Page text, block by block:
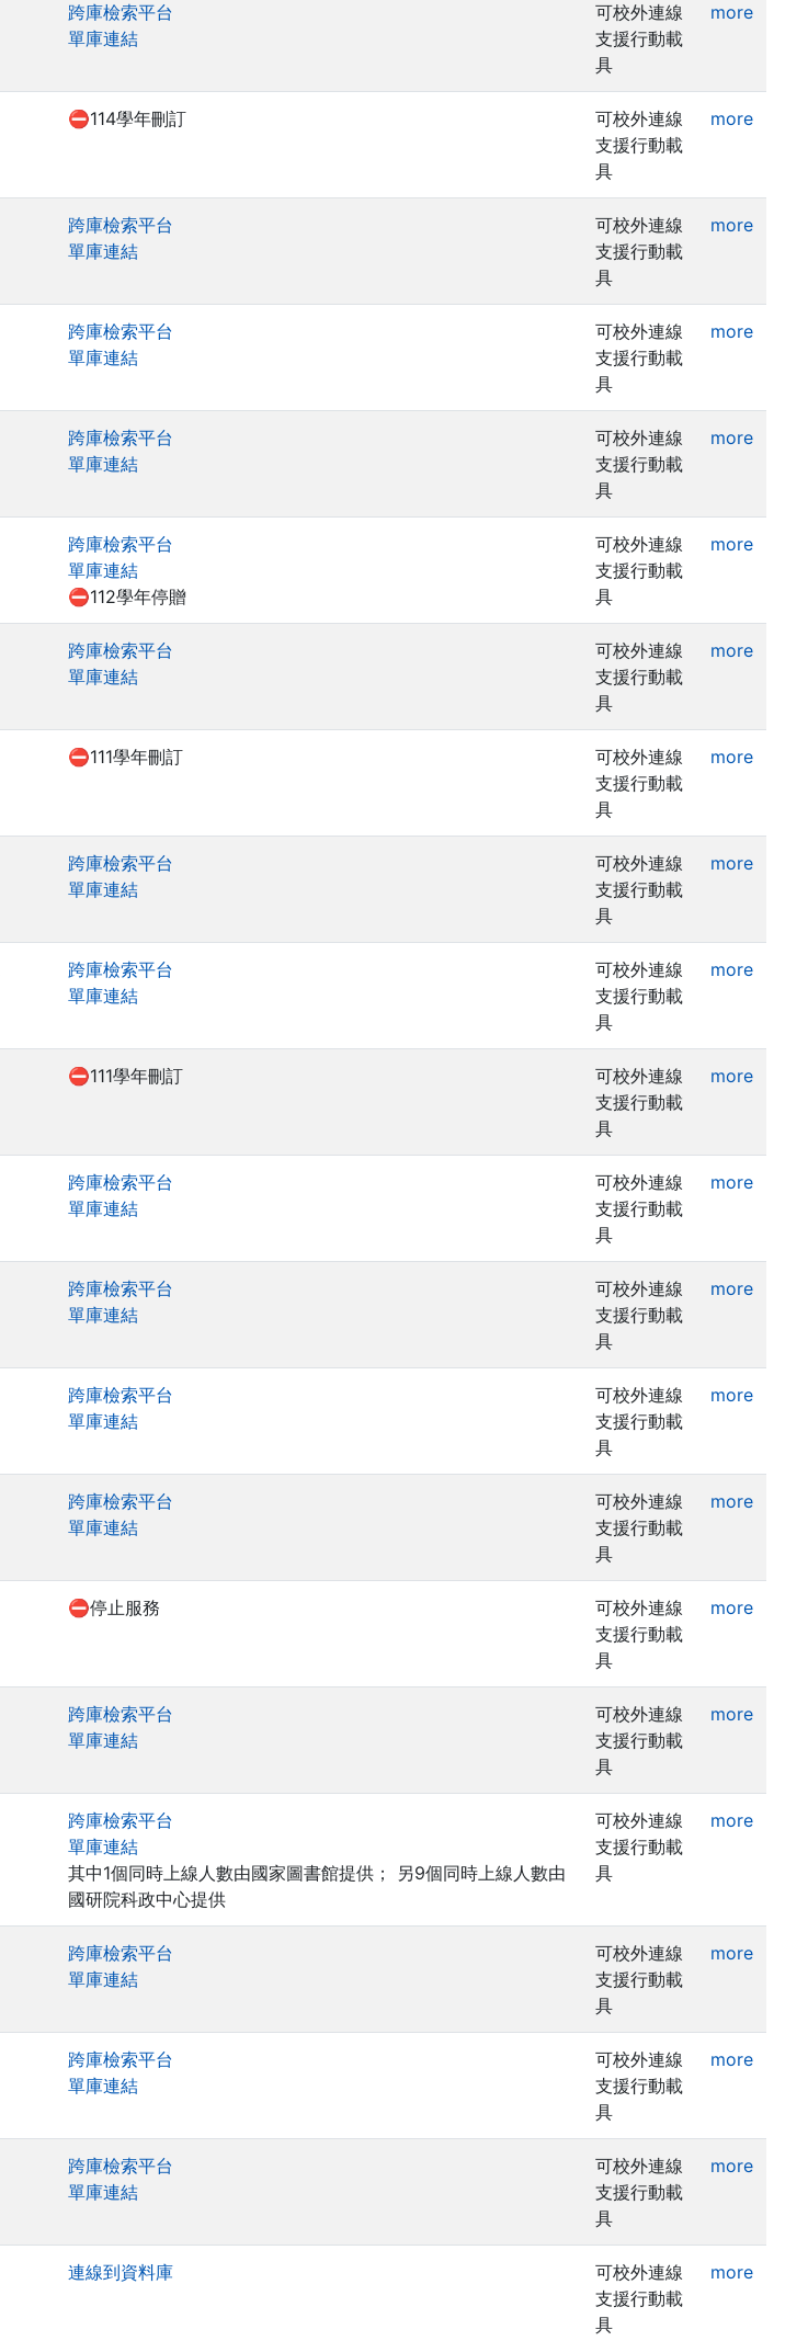
跨庫檢索平台
單庫連結
可校外連線
支援行動載
具
more
⛔114學年刪訂
可校外連線
支援行動載
具
more
跨庫檢索平台
單庫連結
可校外連線
支援行動載
具
more
跨庫檢索平台
單庫連結
可校外連線
支援行動載
具
more
跨庫檢索平台
單庫連結
可校外連線
支援行動載
具
more
跨庫檢索平台
單庫連結
⛔112學年停贈
可校外連線
支援行動載
具
more
跨庫檢索平台
單庫連結
可校外連線
支援行動載
具
more
⛔111學年刪訂
可校外連線
支援行動載
具
more
跨庫檢索平台
單庫連結
可校外連線
支援行動載
具
more
跨庫檢索平台
單庫連結
可校外連線
支援行動載
具
more
⛔111學年刪訂
可校外連線
支援行動載
具
more
跨庫檢索平台
單庫連結
可校外連線
支援行動載
具
more
跨庫檢索平台
單庫連結
可校外連線
支援行動載
具
more
跨庫檢索平台
單庫連結
可校外連線
支援行動載
具
more
跨庫檢索平台
單庫連結
可校外連線
支援行動載
具
more
⛔停止服務
可校外連線
支援行動載
具
more
跨庫檢索平台
單庫連結
可校外連線
支援行動載
具
more
跨庫檢索平台
單庫連結
其中1個同時上線人數由國家圖書館提供； 另9個同時上線人數由
國研院科政中心提供
可校外連線
支援行動載
具
more
跨庫檢索平台
單庫連結
可校外連線
支援行動載
具
more
跨庫檢索平台
單庫連結
可校外連線
支援行動載
具
more
跨庫檢索平台
單庫連結
可校外連線
支援行動載
具
more
連線到資料庫
可校外連線
支援行動載
具
more